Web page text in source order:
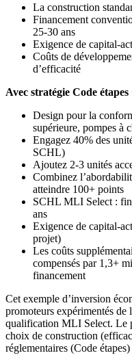
La construction
Financement
25-30 ans
Exigence de capital-
Coûts de
d’efficacité
Avec stratégie Code
Design pour la
supérieure, pompes à
Engagez 40% des
SCHL)
Ajoutez 2-3 unités
Combinez
atteindre 100+ points
SCHL MLI Select :
ans
Exigence de capital-
projet)
Les coûts
compensés par 1,3+
financement
Cet exemple d’inversion
promoteurs expérimentés
qualification MLI Select. Le
choix de construction
réglementaires (Code